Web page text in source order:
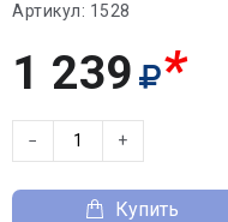
Артикул: 1528
1 239 *
− +
Купить